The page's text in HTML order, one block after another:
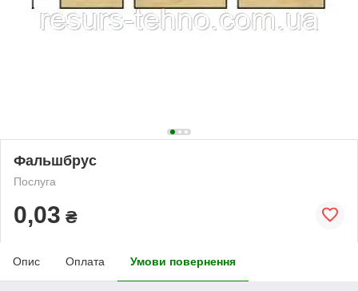
Фальшбрус
Послуга
0,03 ₴
Опис Оплата Умови повернення